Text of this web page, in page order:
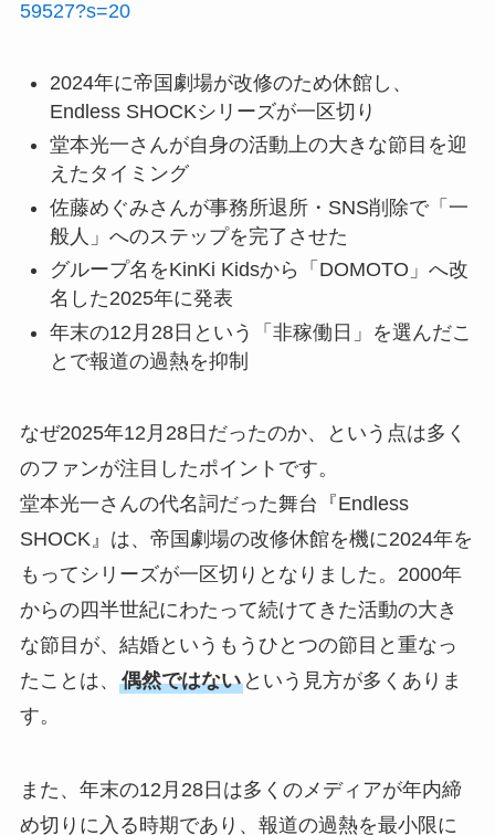
59527?s=20
2024年に帝国劇場が改修のため休館し、
Endless SHOCKシリーズが一区切り
堂本光一さんが自身の活動上の大きな節目を迎
えたタイミング
佐藤めぐみさんが事務所退所・SNS削除で「一
般人」へのステップを完了させた
グループ名をKinKi Kidsから「DOMOTO」へ改
名した2025年に発表
年末の12月28日という「非稼働日」を選んだこ
とで報道の過熱を抑制
なぜ2025年12月28日だったのか、という点は多く
のファンが注目したポイントです。
堂本光一さんの代名詞だった舞台『Endless
SHOCK』は、帝国劇場の改修休館を機に2024年を
もってシリーズが一区切りとなりました。2000年
からの四半世紀にわたって続けてきた活動の大き
な節目が、結婚というもうひとつの節目と重なっ
たことは、 偶然ではないという見方が多くありま
す。
また、年末の12月28日は多くのメディアが年内締
め切りに入る時期であり、報道の過熱を最小限に